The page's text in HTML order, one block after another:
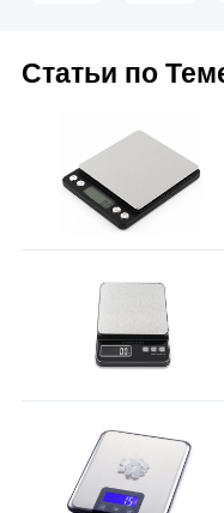
Статьи по